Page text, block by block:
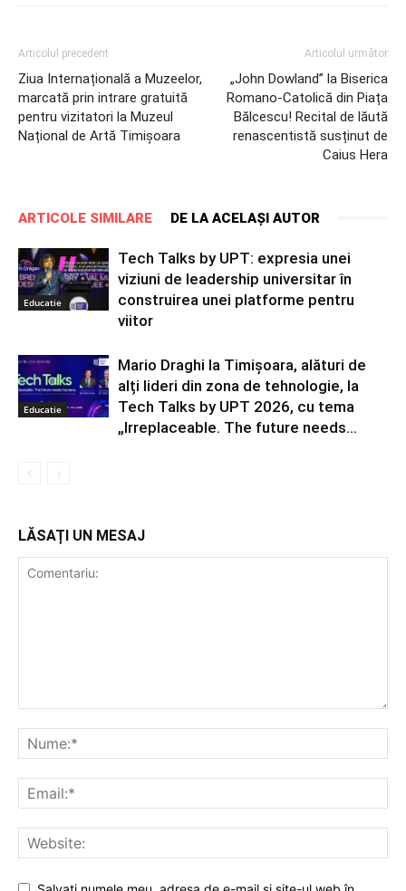
Articolul precedent
Ziua Internațională a Muzeelor,
marcată prin intrare gratuită
pentru vizitatori la Muzeul
Național de Artă Timișoara
Articolul următor
„John Dowland” la Biserica
Romano-Catolică din Piața
Bălcescu! Recital de lăută
renascentistă susținut de
Caius Hera
ARTICOLE SIMILARE DE LA ACELAȘI AUTOR
Educatie
Tech Talks by UPT: expresia unei
viziuni de leadership universitar în
construirea unei platforme pentru
viitor
Educatie
Mario Draghi la Timișoara, alături de
alți lideri din zona de tehnologie, la
Tech Talks by UPT 2026, cu tema
„Irreplaceable. The future needs...
LĂSAȚI UN MESAJ